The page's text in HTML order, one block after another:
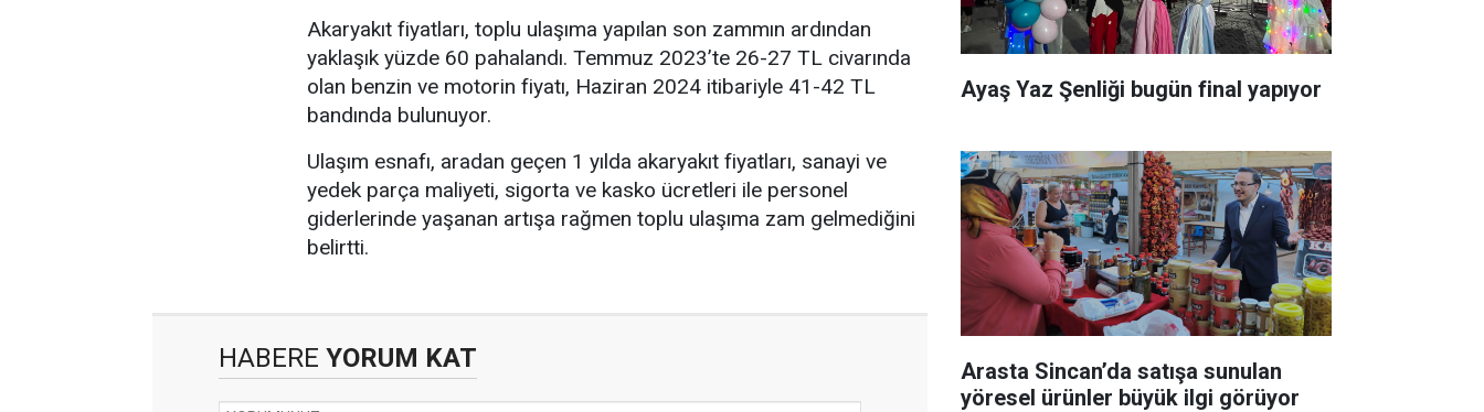
Akaryakıt fiyatları, toplu ulaşıma yapılan son zammın ardından
yaklaşık yüzde 60 pahalandı. Temmuz 2023’te 26-27 TL civarında
olan benzin ve motorin fiyatı, Haziran 2024 itibariyle 41-42 TL
bandında bulunuyor.
Ulaşım esnafı, aradan geçen 1 yılda akaryakıt fiyatları, sanayi ve
yedek parça maliyeti, sigorta ve kasko ücretleri ile personel
giderlerinde yaşanan artışa rağmen toplu ulaşıma zam gelmediğini
belirtti.
HABERE YORUM KAT
Ayaş Yaz Şenliği bugün final yapıyor
Arasta Sincan’da satışa sunulan
yöresel ürünler büyük ilgi görüyor